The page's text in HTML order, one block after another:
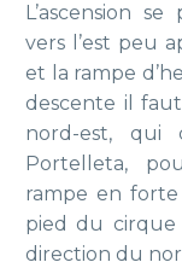
L’ascension
vers l’est peu
et la rampe
descente il
nord-est, qui
Portelleta,
rampe en
pied du
direction du